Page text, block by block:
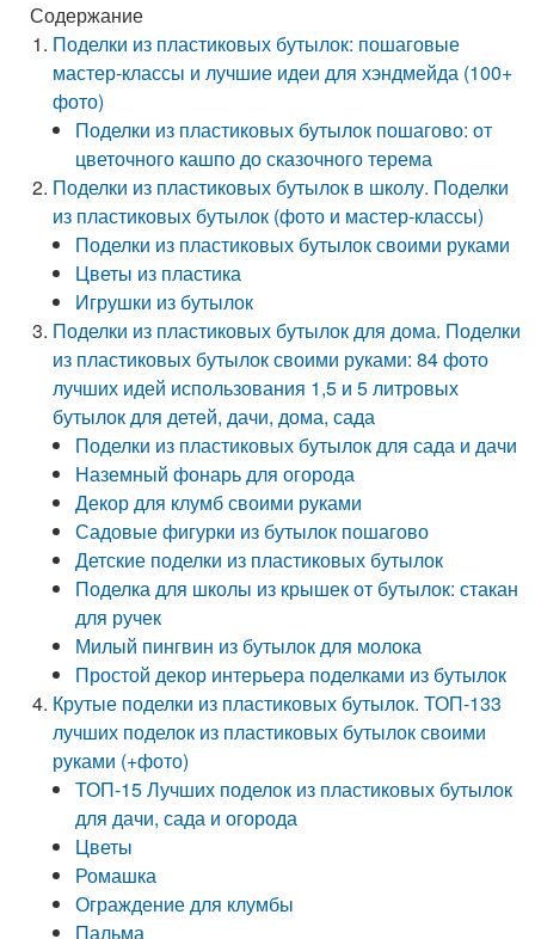
Содержание
Поделки из пластиковых бутылок: пошаговые
мастер-классы и лучшие идеи для хэндмейда (100+
фото)
Поделки из пластиковых бутылок пошагово: от
цветочного кашпо до сказочного терема
Поделки из пластиковых бутылок в школу. Поделки
из пластиковых бутылок (фото и мастер-классы)
Поделки из пластиковых бутылок своими руками
Цветы из пластика
Игрушки из бутылок
Поделки из пластиковых бутылок для дома. Поделки
из пластиковых бутылок своими руками: 84 фото
лучших идей использования 1,5 и 5 литровых
бутылок для детей, дачи, дома, сада
Поделки из пластиковых бутылок для сада и дачи
Наземный фонарь для огорода
Декор для клумб своими руками
Садовые фигурки из бутылок пошагово
Детские поделки из пластиковых бутылок
Поделка для школы из крышек от бутылок: стакан
для ручек
Милый пингвин из бутылок для молока
Простой декор интерьера поделками из бутылок
Крутые поделки из пластиковых бутылок. ТОП-133
лучших поделок из пластиковых бутылок своими
руками (+фото)
ТОП-15 Лучших поделок из пластиковых бутылок
для дачи, сада и огорода
Цветы
Ромашка
Ограждение для клумбы
Пальма